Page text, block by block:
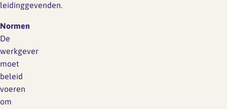
leidinggevenden.
Normen
De
werkgever
moet
beleid
voeren
om